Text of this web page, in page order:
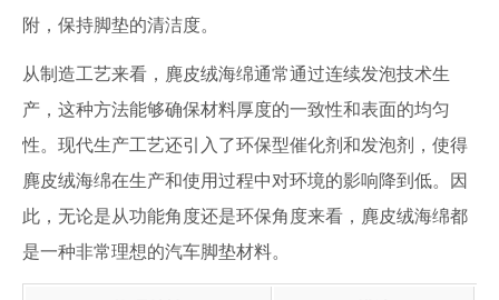
附，保持脚垫的清洁度。
从制造工艺来看，麂皮绒海绵通常通过连续发泡技术生
产，这种方法能够确保材料厚度的一致性和表面的均匀
性。现代生产工艺还引入了环保型催化剂和发泡剂，使得
麂皮绒海绵在生产和使用过程中对环境的影响降到低。因
此，无论是从功能角度还是环保角度来看，麂皮绒海绵都
是一种非常理想的汽车脚垫材料。